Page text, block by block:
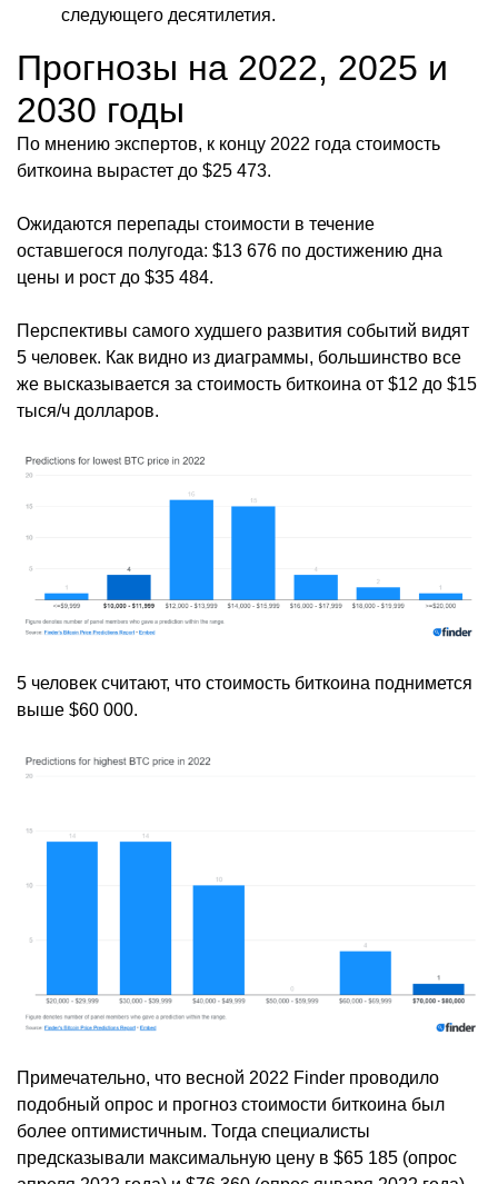
следующего десятилетия.
Прогнозы на 2022, 2025 и
2030 годы
По мнению экспертов, к концу 2022 года стоимость
биткоина вырастет до $25 473.
Ожидаются перепады стоимости в течение
оставшегося полугода: $13 676 по достижению дна
цены и рост до $35 484.
Перспективы самого худшего развития событий видят
5 человек. Как видно из диаграммы, большинство все
же высказывается за стоимость биткоина от $12 до $15
тыся/ч долларов.
5 человек считают, что стоимость биткоина поднимется
выше $60 000.
Примечательно, что весной 2022 Finder проводило
подобный опрос и прогноз стоимости биткоина был
более оптимистичным. Тогда специалисты
предсказывали максимальную цену в $65 185 (опрос